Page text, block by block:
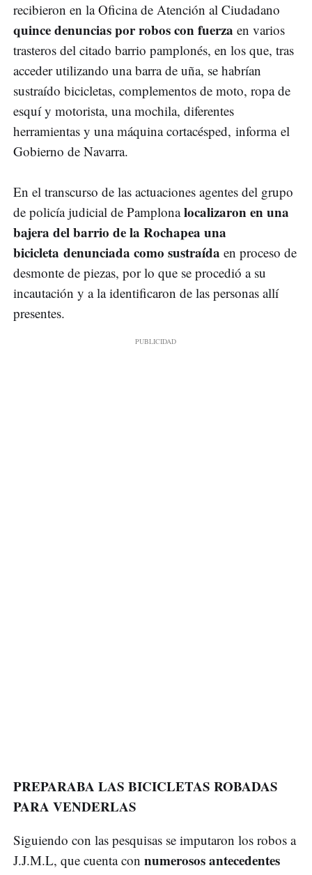
recibieron en la Oficina de Atención al Ciudadano
quince denuncias por robos con fuerza en varios
trasteros del citado barrio pamplonés, en los que, tras
acceder utilizando una barra de uña, se habrían
sustraído bicicletas, complementos de moto, ropa de
esquí y motorista, una mochila, diferentes
herramientas y una máquina cortacésped, informa el
Gobierno de Navarra.
En el transcurso de las actuaciones agentes del grupo
de policía judicial de Pamplonalocalizaron en una
bajera del barrio de la Rochapea una
bicicleta denunciada como sustraída en proceso de
desmonte de piezas, por lo que se procedió a su
incautación y a la identificaron de las personas allí
presentes.
PREPARABA LAS BICICLETAS ROBADAS
PARA VENDERLAS
Siguiendo con las pesquisas se imputaron los robos a
J.J.M.L, que cuenta con numerosos antecedentes